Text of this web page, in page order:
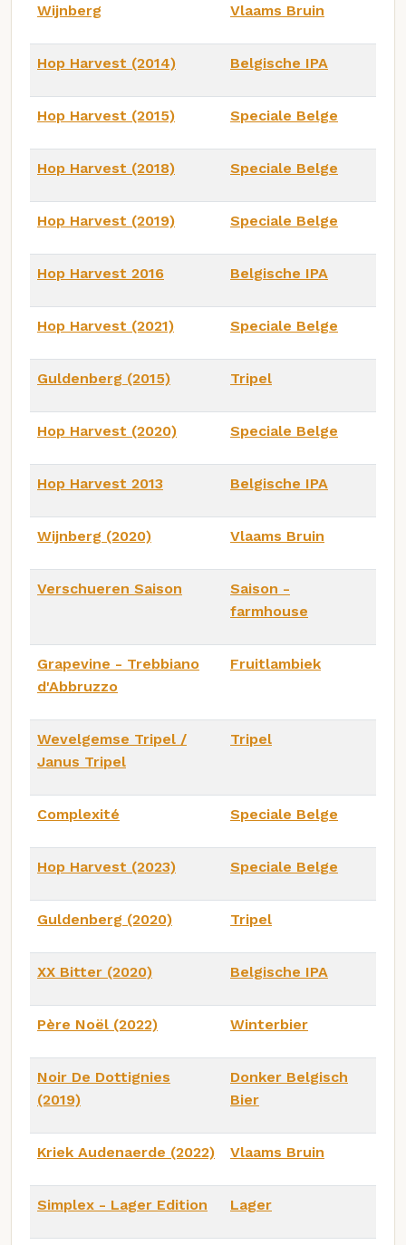
Wijnberg Vlaams Bruin
Hop Harvest (2014) Belgische IPA
Hop Harvest (2015) Speciale Belge
Hop Harvest (2018) Speciale Belge
Hop Harvest (2019) Speciale Belge
Hop Harvest 2016 Belgische IPA
Hop Harvest (2021) Speciale Belge
Guldenberg (2015) Tripel
Hop Harvest (2020) Speciale Belge
Hop Harvest 2013 Belgische IPA
Wijnberg (2020) Vlaams Bruin
Verschueren Saison
Saison -
farmhouse
Grapevine - Trebbiano
d'Abbruzzo
Fruitlambiek
Wevelgemse Tripel /
Janus Tripel
Tripel
Complexité Speciale Belge
Hop Harvest (2023) Speciale Belge
Guldenberg (2020) Tripel
XX Bitter (2020) Belgische IPA
Père Noël (2022) Winterbier
Noir De Dottignies
(2019)
Donker Belgisch
Bier
Kriek Audenaerde (2022) Vlaams Bruin
Simplex - Lager Edition Lager